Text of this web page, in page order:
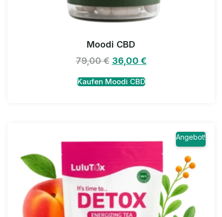
Moodi CBD
79,00€ 36,00 €
Kaufen Moodi CBD
Angebot!